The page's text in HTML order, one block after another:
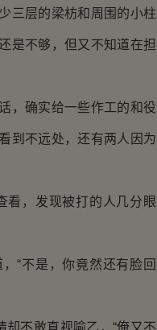
三层的梁枋和周围的小柱
是不够，但又不知道在担
，确实给一些作工的和役
到不远处，还有两人因为
看，发现被打的人几分眼
“不是，你竟然还有脸回
却不敢直视喻乙，“俺又不